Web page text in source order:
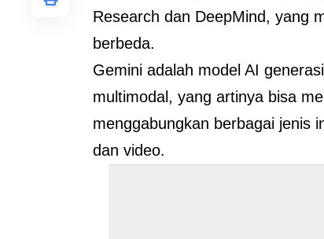
Research dan DeepMind, yang
berbeda.
Gemini adalah model AI
multimodal, yang artinya bisa
menggabungkan berbagai jenis
dan video.